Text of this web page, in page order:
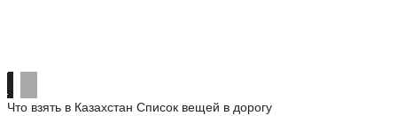
Что взять в Казахстан Список вещей в дорогу